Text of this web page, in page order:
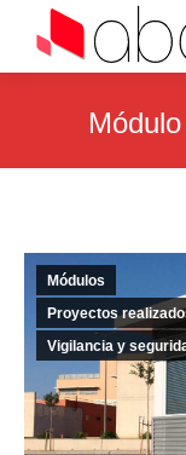
Módulos
Proyectos
Vigilancia y